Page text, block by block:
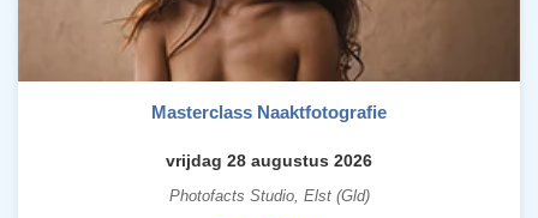
Masterclass Naaktfotografie
vrijdag 28 augustus 2026
Photofacts Studio, Elst (Gld)